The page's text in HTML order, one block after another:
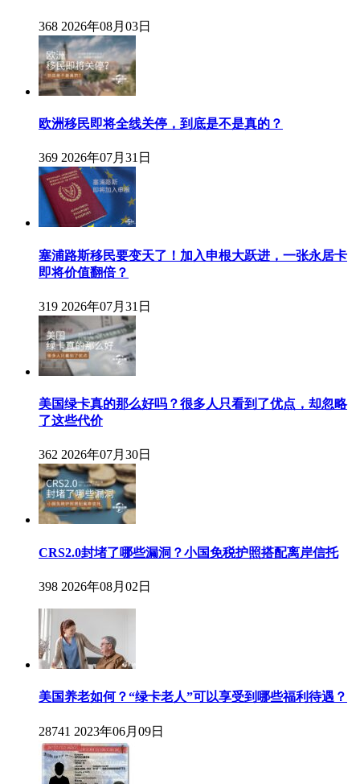
368 2026年08月03日
欧洲移民即将全线关停，到底是不是真的？
369 2026年07月31日
塞浦路斯移民要变天了！加入申根大跃进，一张永居卡
即将价值翻倍？
319 2026年07月31日
美国绿卡真的那么好吗？很多人只看到了优点，却忽略
了这些代价
362 2026年07月30日
CRS2.0封堵了哪些漏洞？小国免税护照搭配离岸信托
398 2026年08月02日
美国养老如何？“绿卡老人”可以享受到哪些福利待遇？
28741 2023年06月09日